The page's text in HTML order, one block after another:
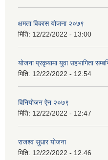
क्षमता विकास योजना २०७९
मिति: 12/22/2022 - 13:00
योजना प्रकृयामा युवा सहभागिता
मिति: 12/22/2022 - 12:54
विनियोजन ऐन २०७९
मिति: 12/22/2022 - 12:47
राजश्व सुधार योजना
मिति: 12/22/2022 - 12:46